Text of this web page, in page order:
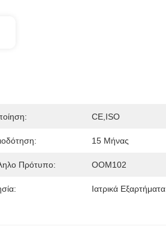
CE,ISO
15 Μήνας
Πρότυπο: OOM102
Ιατρικά Εξαρτήματα